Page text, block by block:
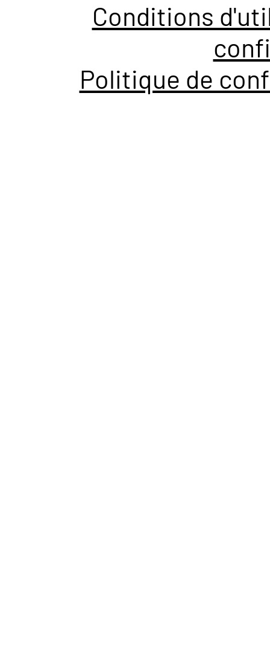
Conditions
Politique de